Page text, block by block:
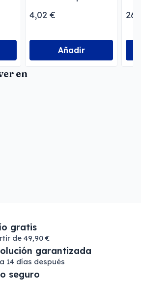
4,02 €
Añadir
en
gratis
de 49,90 €
garantizada
14 días después
seguro